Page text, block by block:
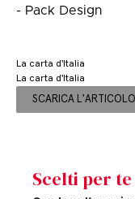
- Pack Design
La carta d'Italia
La carta d'Italia
SCARICA L'ARTICOLO
Scelti per te